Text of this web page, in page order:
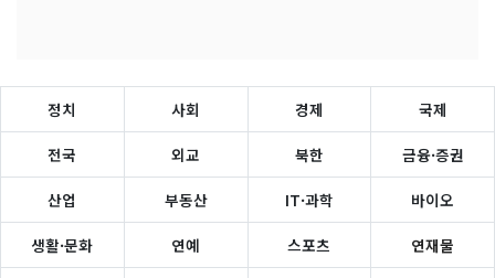
정치 사회 경제 국제
전국 외교 북한 금융·증권
산업 부동산 IT·과학 바이오
생활·문화 연예 스포츠 연재물